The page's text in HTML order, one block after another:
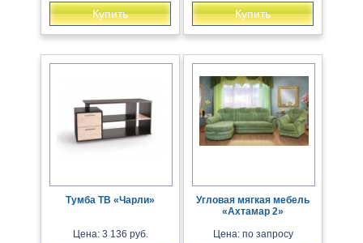
Купить Купить
Тумба ТВ «Чарли»
Цена: 3 136 руб.
Угловая мягкая мебель
«Ахтамар 2»
Цена: по запросу